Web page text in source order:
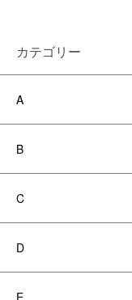
カテゴリー
A
B
C
D
E